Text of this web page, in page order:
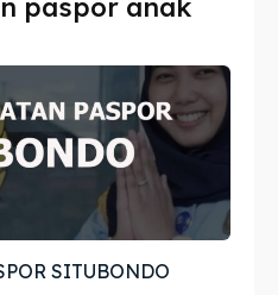
paspor anak
SITUBONDO